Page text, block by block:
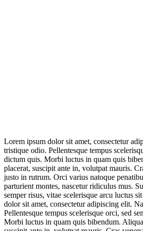
Lorem ipsum dolor sit amet, consectetur
tristique odio. Pellentesque tempus
dictum quis. Morbi luctus in quam quis
placerat, suscipit ante in, volutpat mauris.
justo in rutrum. Orci varius natoque
parturient montes, nascetur ridiculus mus.
semper risus, vitae scelerisque arcu luctus
dolor sit amet, consectetur adipiscing elit.
Pellentesque tempus scelerisque orci, sed
Morbi luctus in quam quis bibendum.